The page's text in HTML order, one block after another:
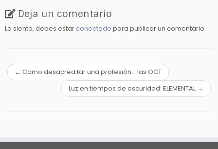
Deja un comentario
Lo siento, debes estar conectado para publicar un comentario.
← Como desacreditar una profesión… las OCT
Luz en tiempos de oscuridad: ELEMENTAL →